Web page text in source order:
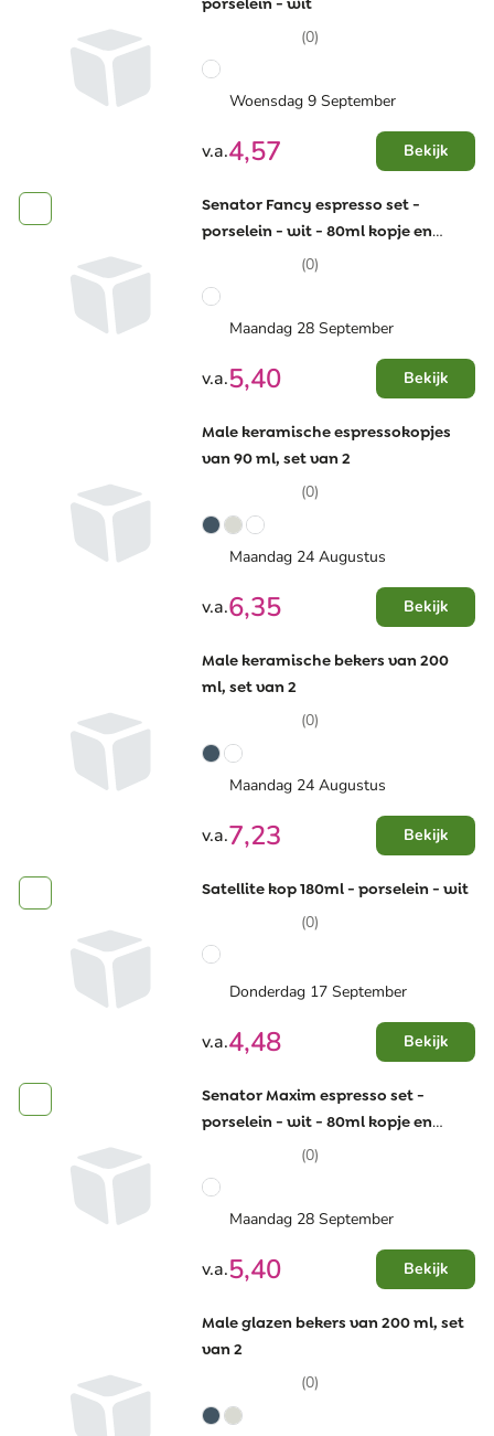
porselein - wit
(0)
Woensdag 9 September
v.a.4,57 Bekijk
Senator Fancy espresso set -
porselein - wit - 80ml kopje en
(0)
Maandag 28 September
v.a.5,40 Bekijk
Male keramische espressokopjes
van 90 ml, set van 2
(0)
Maandag 24 Augustus
v.a.6,35 Bekijk
Male keramische bekers van 200
ml, set van 2
(0)
Maandag 24 Augustus
v.a.7,23 Bekijk
Satellite kop 180ml - porselein - wit
(0)
Donderdag 17 September
v.a.4,48 Bekijk
Senator Maxim espresso set -
porselein - wit - 80ml kopje en
(0)
Maandag 28 September
v.a.5,40 Bekijk
Male glazen bekers van 200 ml, set
van 2
(0)